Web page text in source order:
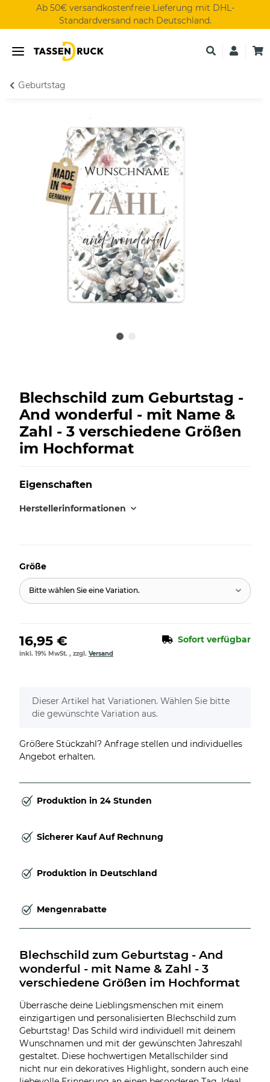
Ab 50€ versandkostenfreie Lieferung mit DHL-
Standardversand nach Deutschland.
Geburtstag
Blechschild zum Geburtstag -
And wonderful - mit Name &
Zahl - 3 verschiedene Größen
im Hochformat
Eigenschaften
Herstellerinformationen
Größe
Bitte wählen Sie eine Variation.
16,95 € Sofort verfügbar
inkl. 19% MwSt. , zzgl. Versand
x
Dieser Artikel hat Variationen. Wählen Sie bitte
die gewünschte Variation aus.
Größere Stückzahl? Anfrage stellen und individuelles
Angebot erhalten.
Produktion in 24 Stunden
Sicherer Kauf Auf Rechnung
Produktion in Deutschland
Mengenrabatte
Blechschild zum Geburtstag - And
wonderful - mit Name & Zahl - 3
verschiedene Größen im Hochformat
Überrasche deine Lieblingsmenschen mit einem
einzigartigen und personalisierten Blechschild zum
Geburtstag! Das Schild wird individuell mit deinem
Wunschnamen und mit der gewünschten Jahreszahl
gestaltet. Diese hochwertigen Metallschilder sind
nicht nur ein dekoratives Highlight, sondern auch eine